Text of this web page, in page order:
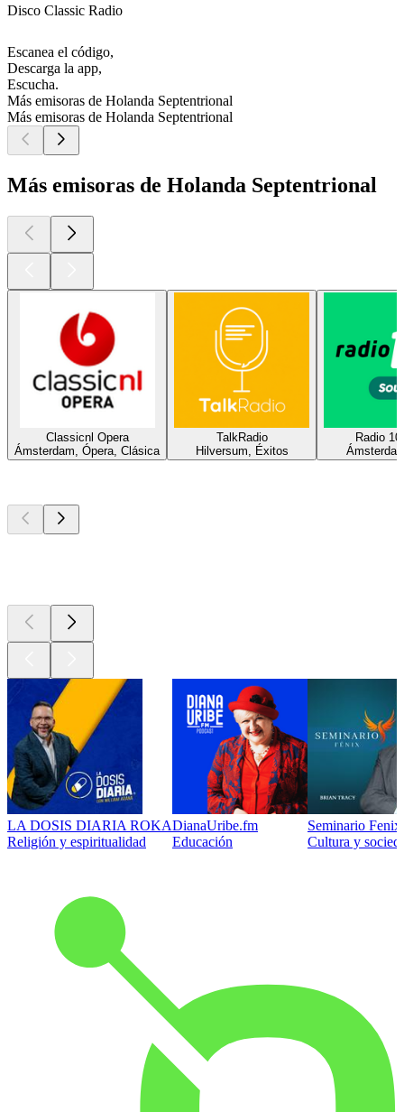
Disco Classic Radio
Escanea el código,
Descarga la app,
Escucha.
Más emisoras de Holanda Septentrional
Más emisoras de Holanda Septentrional
Más emisoras de Holanda Septentrional
Classicnl Opera
Ámsterdam, Ópera, Clásica
TalkRadio
Hilversum, Éxitos
Radio
LA DOSIS DIARIA ROKA
Religión y espiritualidad
DianaUribe.fm
Educación
Seminario
Cultura y